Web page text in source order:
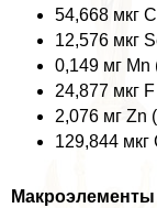
54,668 мкг
12,576 мкг
0,149 мг Mn
24,877 мкг
2,076 мг Zn
129,844 мкг
Макроэлементы